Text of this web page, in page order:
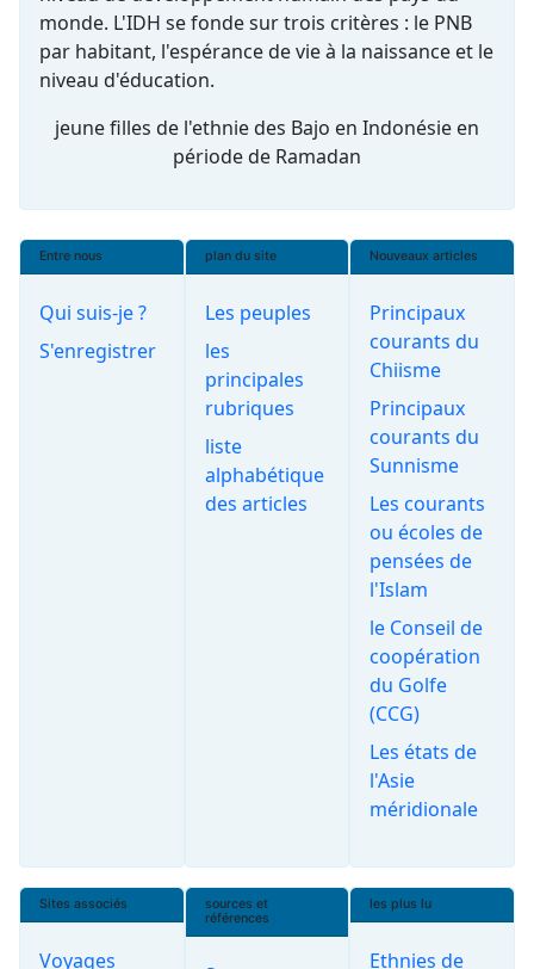
monde. L'IDH se fonde sur trois critères : le PNB
par habitant, l'espérance de vie à la naissance et le
niveau d'éducation.
jeune filles de l'ethnie des Bajo en Indonésie en
période de Ramadan
Entre nous
Qui suis-je ?
S'enregistrer
plan du site
Les peuples
les
principales
rubriques
liste
alphabétique
des articles
Nouveaux articles
Principaux
courants du
Chiisme
Principaux
courants du
Sunnisme
Les courants
ou écoles de
pensées de
l'Islam
le Conseil de
coopération
du Golfe
(CCG)
Les états de
l'Asie
méridionale
Sites associés
Voyages
sources et
références
les plus lu
Ethnies de